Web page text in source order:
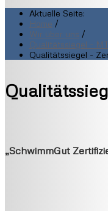
Aktuelle Seite:
Home /
Wir über uns /
Qualitätssiegel -
Qualitätssiegel -
„SchwimmGut